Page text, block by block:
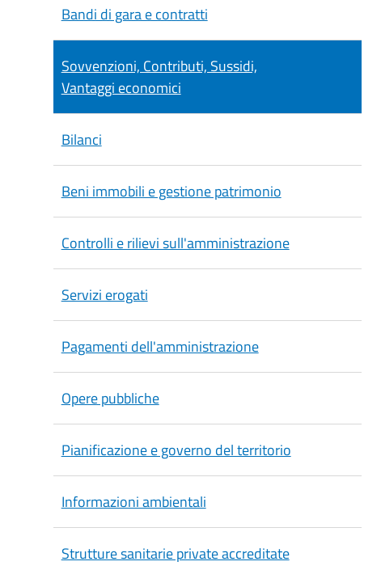
Bandi di gara e contratti
Sovvenzioni, Contributi, Sussidi,
Vantaggi economici
Bilanci
Beni immobili e gestione patrimonio
Controlli e rilievi sull'amministrazione
Servizi erogati
Pagamenti dell'amministrazione
Opere pubbliche
Pianificazione e governo del territorio
Informazioni ambientali
Strutture sanitarie private accreditate